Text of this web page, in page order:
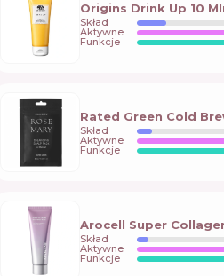
Origins Drink Up 10
Skład
Aktywne
Funkcje
Rated Green Cold
Skład
Aktywne
Funkcje
Arocell Super
Skład
Aktywne
Funkcje